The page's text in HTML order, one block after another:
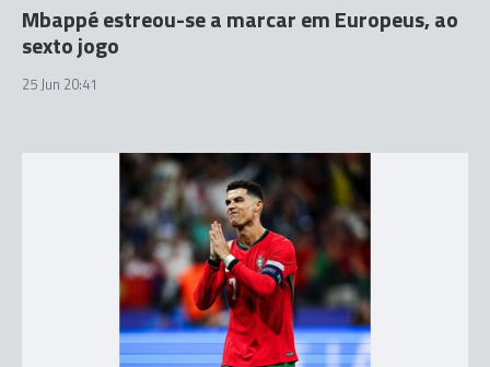
Mbappé estreou-se a marcar em Europeus, ao
sexto jogo
25 Jun 20:41